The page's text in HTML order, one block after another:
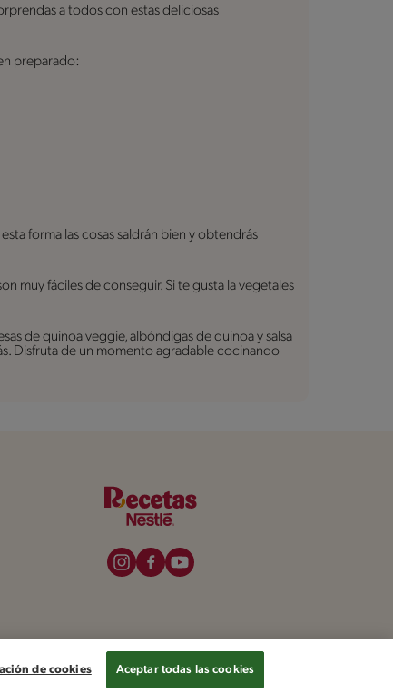
a todos con estas deliciosas
preparado:
forma las cosas saldrán bien y obtendrás
muy fáciles de conseguir. Si te gusta la vegetales
de quinoa veggie, albóndigas de quinoa y salsa
Disfruta de un momento agradable cocinando
de cookies
de cookies Aceptar todas las cookies